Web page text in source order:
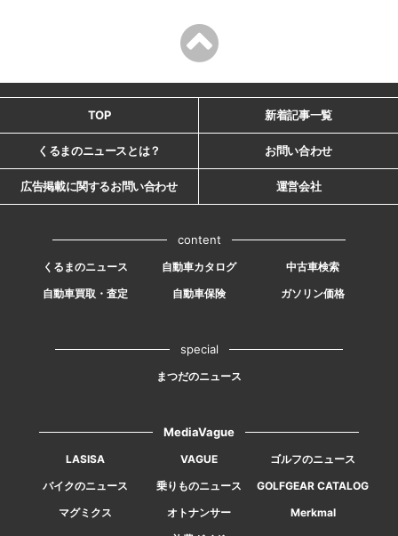
TOP 新着記事一覧
くるまのニュースとは？ お問い合わせ
広告掲載に関するお問い合わせ 運営会社
content
くるまのニュース 自動車カタログ
中古車検索
自動車買取・査定
自動車保険 ガソリン価格
special
まつだのニュース
MediaVague
LASISA VAGUE
ゴルフのニュース
バイクのニュース
乗りものニュース
GOLFGEAR CATALOG
マグミクス
オトナンサー
Merkmal